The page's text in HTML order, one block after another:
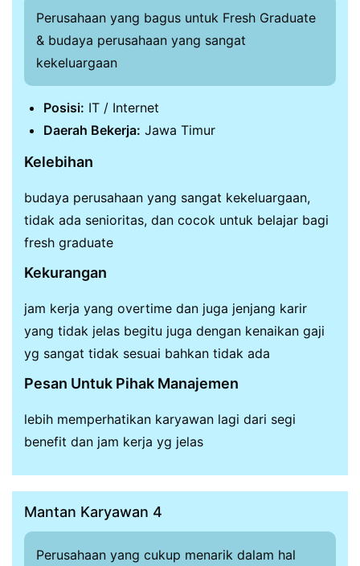
Perusahaan yang bagus untuk Fresh Graduate
& budaya perusahaan yang sangat
kekeluargaan
Posisi: IT / Internet
Daerah Bekerja: Jawa Timur
Kelebihan
budaya perusahaan yang sangat kekeluargaan,
tidak ada senioritas, dan cocok untuk belajar bagi
fresh graduate
Kekurangan
jam kerja yang overtime dan juga jenjang karir
yang tidak jelas begitu juga dengan kenaikan gaji
yg sangat tidak sesuai bahkan tidak ada
Pesan Untuk Pihak Manajemen
lebih memperhatikan karyawan lagi dari segi
benefit dan jam kerja yg jelas
Mantan Karyawan 4
Perusahaan yang cukup menarik dalam hal